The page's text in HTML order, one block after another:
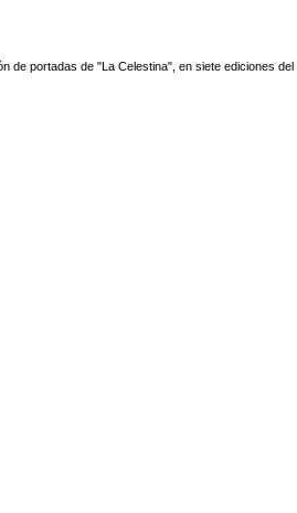
de portadas de "La Celestina", en siete ediciones